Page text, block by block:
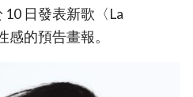
10 日發表新歌〈La
感的預告畫報。